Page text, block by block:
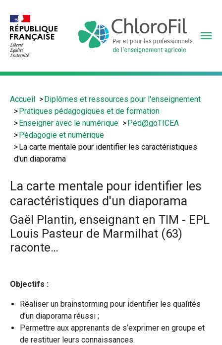
contenu
principal
Vous
êtes
Accueil
Diplômes et ressources pour l'enseignement
Pratiques pédagogiques et de formation
Enseigner avec le numérique
Péd@goTICEA
Pédagogie et numérique
La carte mentale pour identifier les caractéristiques
d'un diaporama
La carte mentale pour identifier les
caractéristiques d'un diaporama
Gaël Plantin, enseignant en TIM - EPL
Louis Pasteur de Marmilhat (63)
raconte…
Objectifs :
Réaliser un brainstorming pour identifier les qualités
d’un diaporama réussi ;
Permettre aux apprenants de s’exprimer en groupe et
de restituer leurs connaissances.